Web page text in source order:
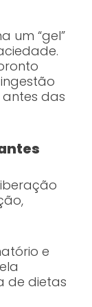
um “gel”
das
e
de dietas